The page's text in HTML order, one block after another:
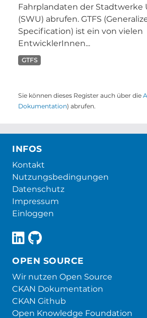
Fahrplandaten der Stadtwerke
(SWU) abrufen. GTFS
Specification) ist ein von vielen
EntwicklerInnen...
GTFS
Sie können dieses Register auch über die
Dokumentation) abrufen.
INFOS
Kontakt
Nutzungsbedingungen
Datenschutz
Impressum
Einloggen
OPEN SOURCE
Wir nutzen Open Source
CKAN Dokumentation
CKAN Github
Open Knowledge Foundation